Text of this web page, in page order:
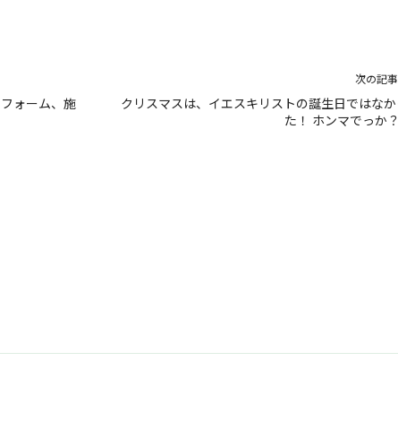
ォーム、施
次の記
クリスマスは、イエスキリストの誕生日ではなか
た！ ホンマでっか？